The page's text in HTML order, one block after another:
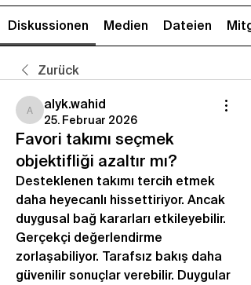
Diskussionen Medien Dateien
Zurück
alyk.wahid
alyk.wahid
25. Februar 2026
Favori takımı seçmek
objektifliği azaltır mı?
Desteklenen takımı tercih etmek
daha heyecanlı hissettiriyor. Ancak
duygusal bağ kararları etkileyebilir.
Gerçekçi değerlendirme
zorlaşabiliyor. Tarafsız bakış daha
güvenilir sonuçlar verebilir. Duygular